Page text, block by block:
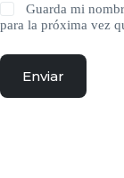
Guarda mi
para la próxima vez
Enviar